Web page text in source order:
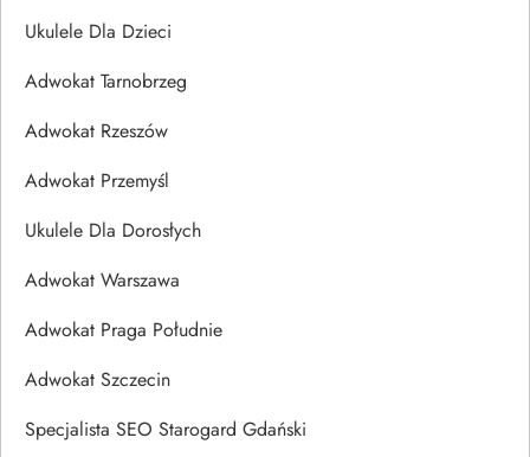
Ukulele Dla Dzieci
Adwokat Tarnobrzeg
Adwokat Rzeszów
Adwokat Przemyśl
Ukulele Dla Dorosłych
Adwokat Warszawa
Adwokat Praga Południe
Adwokat Szczecin
Specjalista SEO Starogard Gdański